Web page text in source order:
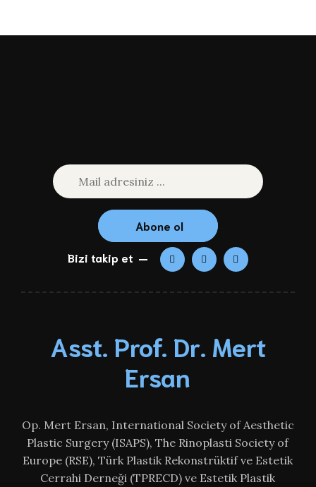
Abone ol
Bizi takip et
Asst. Prof. Dr. Mert
Ersan
Op. Mert Ersan, International Society of Aesthetic
Plastic Surgery (ISAPS), The Rinoplasti Society of
Europe (RSE), Türk Plastik Rekonstrüktif ve Estetik
Cerrahi Derneği (TPRECD) ve Estetik Plastik